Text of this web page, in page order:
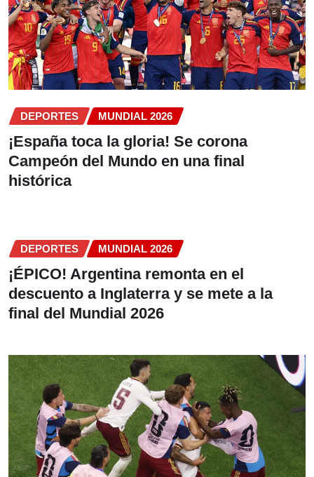
DEPORTES MUNDIAL 2026
¡España toca la gloria! Se corona
Campeón del Mundo en una final
histórica
DEPORTES MUNDIAL 2026
¡ÉPICO! Argentina remonta en el
descuento a Inglaterra y se mete a la
final del Mundial 2026